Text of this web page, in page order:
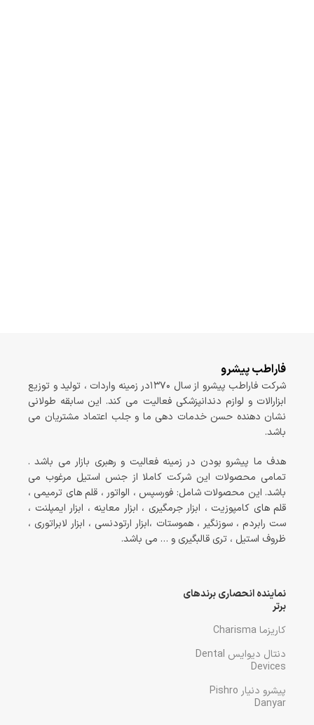
فاراطب پیشرو
شرکت فاراطب پیشرو از سال ۱۳۷۰در زمینه واردات ، تولید و توزیع
ابزارالات و لوازم دندانپزشکی فعالیت می کند. این سابقه طولانی
نشان دهنده حسن خدمات دهی ما و جلب اعتماد مشتریان می
باشد.
هدف ما پیشرو بودن در زمینه فعالیت و رهبری بازار می باشد .
تمامی محصولات این شرکت کاملا از جنس استیل مرغوب می
باشد. این محصولات شامل: فورسپس ، الواتور ، قلم های ترمیمی ،
قلم های کامپوزیت ، ابزار جرمگیری ، ابزار معاینه ، ابزار ایمپلنت ،
ست رابردم ، سوزنگیر ، هموستات ،ابزار ارتودنسی ، ابزار لابراتوری ،
ظروف استیل ، تری قالبگیری و … می باشد.
نماینده انحصاری برندهای
برتر
کاریزما Charisma
دنتال دیوایس Dental
Devices
پیشرو دنیار Pishro
Danyar